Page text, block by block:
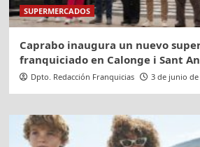
SUPERMERCADOS
Caprabo inaugura un nuevo
franquiciado en Calonge i Sant
Dpto. Redacción Franquicias 3 de junio de